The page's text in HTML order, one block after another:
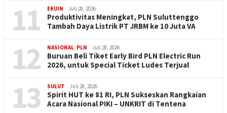
11 EKUIN Juli 28, 2026
Produktivitas Meningkat, PLN Suluttenggo
Tambah Daya Listrik PT JRBM ke 10 Juta VA
12 NASIONAL, PLN Juli 28, 2026
Buruan Beli Tiket Early Bird PLN Electric Run
2026, untuk Special Ticket Ludes Terjual
13 SULUT Juli 28, 2026
Spirit HUT ke 81 RI, PLN Sukseskan Rangkaian
Acara Nasional PIKI – UNKRIT di Tentena